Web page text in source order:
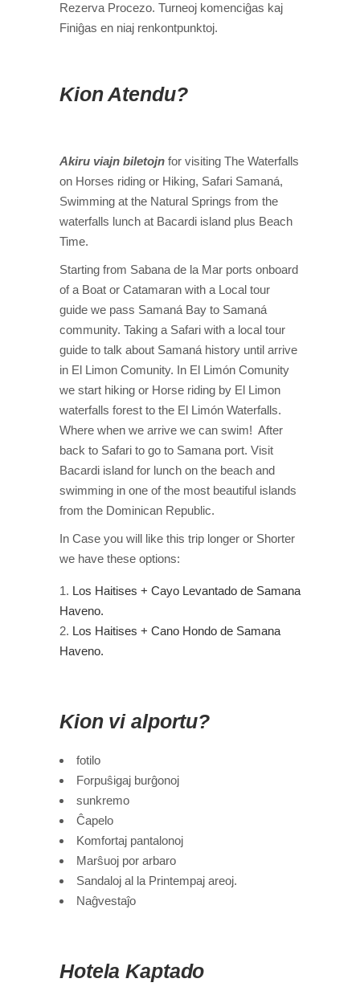
Rezerva Procezo. Turneoj komenciĝas kaj
Finiĝas en niaj renkontpunktoj.
Kion Atendu?
Akiru viajn biletojn for visiting The Waterfalls
on Horses riding or Hiking, Safari Samaná,
Swimming at the Natural Springs from the
waterfalls lunch at Bacardi island plus Beach
Time.
Starting from Sabana de la Mar ports onboard
of a Boat or Catamaran with a Local tour
guide we pass Samaná Bay to Samaná
community. Taking a Safari with a local tour
guide to talk about Samaná history until arrive
in El Limon Comunity. In El Limón Comunity
we start hiking or Horse riding by El Limon
waterfalls forest to the El Limón Waterfalls.
Where when we arrive we can swim! After
back to Safari to go to Samana port. Visit
Bacardi island for lunch on the beach and
swimming in one of the most beautiful islands
from the Dominican Republic.
In Case you will like this trip longer or Shorter
we have these options:
Los Haitises + Cayo Levantado de Samana
Haveno.
Los Haitises + Cano Hondo de Samana
Haveno.
Kion vi alportu?
fotilo
Forpuŝigaj burĝonoj
sunkremo
Ĉapelo
Komfortaj pantalonoj
Marŝuoj por arbaro
Sandaloj al la Printempaj areoj.
Naĝvestaĵo
Hotela Kaptado